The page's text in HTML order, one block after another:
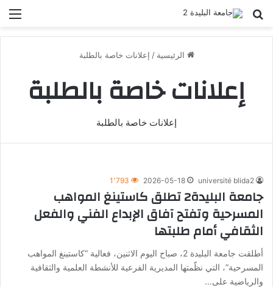
بحث عن
الرئيسية / إعلانات خاصة بالطلبة
إعلانات خاصة بالطلبة
إعلانات خاصة بالطلبة
université blida2
2026-05-18 1٬793
جامعة البليدة2 تطلق كاستينغ المواهب
المسرحية وتفتح آفاق الإبداع الفني والفعل
الثقافي أمام طلبتها
أطلقت جامعة البليدة 2، صباح اليوم الاثنين، فعالية “كاستينغ المواهب
المسرحية”، التي نظّمتها المديرية الفرعية للأنشطة العلمية والثقافية
والرياضية على…